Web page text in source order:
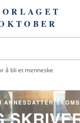
å bli et menneske